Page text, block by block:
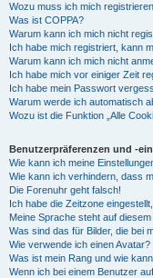
Wozu muss ich mich
Was ist COPPA?
Warum kann ich mich nicht
Ich habe mich registriert, kann
Warum kann ich mich nicht
Ich habe mich vor einiger Zeit
Ich habe mein Passwort
Warum werde ich automatisch
Wozu ist die Funktion „Alle
Benutzerpräferenzen und -
Wie kann ich meine
Wie kann ich verhindern, dass
Die Forenuhr geht falsch!
Ich habe die Zeitzone
Meine Sprache steht auf
Was sind das für Bilder, die bei
Wie verwende ich einen Avatar?
Was ist mein Rang und wie
Wenn ich bei einem Benutzer